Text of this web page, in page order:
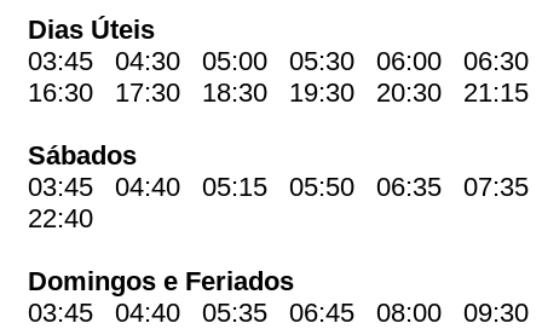
Dias Úteis
03:45 04:30 05:00 05:30 06:00
16:30 17:30 18:30 19:30 20:30
Sábados
03:45 04:40 05:15 05:50 06:35
22:40
Domingos e Feriados
03:45 04:40 05:35 06:45 08:00